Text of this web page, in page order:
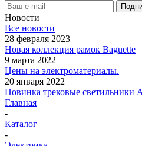
Новости
Все новости
28 февраля 2023
Новая коллекция рамок Baguette
9 марта 2022
Цены на электроматериалы.
20 января 2022
Новинка трековые
Главная
-
Каталог
-